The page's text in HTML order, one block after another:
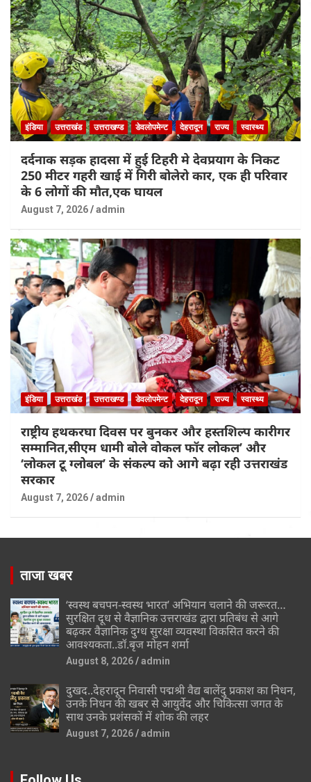
इंडिया उत्तराखंड उत्तराखण्ड डेवलोपमेन्ट देहरादून राज्य स्वास्थ्य
दर्दनाक सड़क हादसा में हुई टिहरी मे देवप्रयाग के निकट
250 मीटर गहरी खाई में गिरी बोलेरो कार, एक ही परिवार
के 6 लोगों की मौत,एक घायल
August 7, 2026 admin
इंडिया उत्तराखंड उत्तराखण्ड डेवलोपमेन्ट देहरादून राज्य स्वास्थ्य
राष्ट्रीय हथकरघा दिवस पर बुनकर और हस्तशिल्प कारीगर
सम्मानित,सीएम धामी बोले वोकल फॉर लोकल’ और
‘लोकल टू ग्लोबल’ के संकल्प को आगे बढ़ा रही उत्तराखंड
सरकार
August 7, 2026 admin
ताजा खबर
‘स्वस्थ बचपन-स्वस्थ भारत’ अभियान चलाने की जरूरत…
सुरक्षित दूध से वैज्ञानिक उत्तराखंड द्वारा प्रतिबंध से आगे
बढ़कर वैज्ञानिक दुग्ध सुरक्षा व्यवस्था विकसित करने की
आवश्यकता..डॉ.बृज मोहन शर्मा
August 8, 2026 admin
दुखद..देहरादून निवासी पद्मश्री वैद्य बालेंदु प्रकाश का निधन,
उनके निधन की खबर से आयुर्वेद और चिकित्सा जगत के
साथ उनके प्रशंसकों में शोक की लहर
August 7, 2026 admin